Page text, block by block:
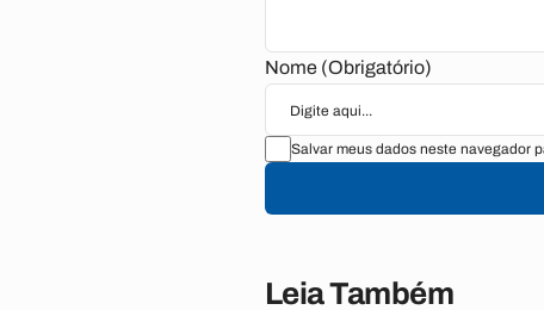
Nome (Obrigatório)
Salvar meus dados neste navegador
Leia Também